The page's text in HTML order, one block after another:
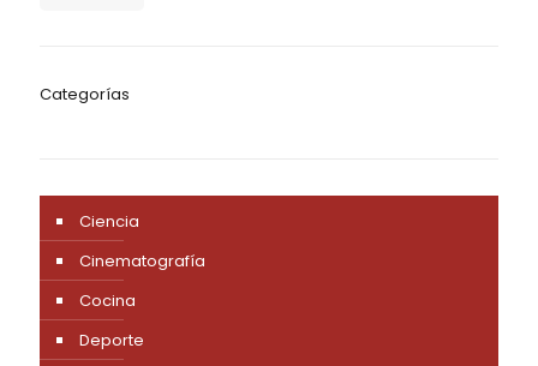
Categorías
Ciencia
Cinematografía
Cocina
Deporte